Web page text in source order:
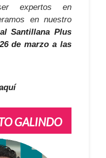
expertos en
en nuestro
Santillana Plus
de marzo a las
GALINDO